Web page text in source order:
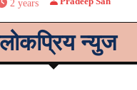
2 years
न्युज